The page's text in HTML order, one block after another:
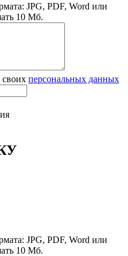
JPG, PDF, Word или
10 Мб.
своих персональных данных
JPG, PDF, Word или
10 Мб.